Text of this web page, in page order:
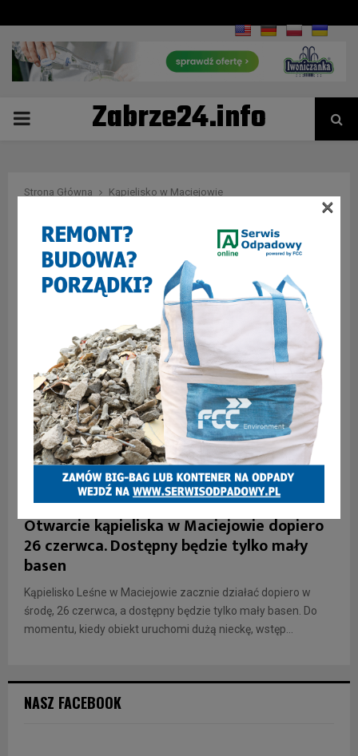
PRIMARYZabrze24.info
Strona Główna Kąpielisko w Maciejowie
Tag : Kąpielisko w
Maciejowie
INFORMACJE
Otwarcie kąpieliska w Maciejowie dopiero
26 czerwca. Dostępny będzie tylko mały
basen
Kąpielisko Leśne w Maciejowie zacznie działać dopiero w
środę, 26 czerwca, a dostępny będzie tylko mały basen. Do
momentu, kiedy obiekt uruchomi dużą nieckę, wstęp...
NASZ FACEBOOK
×